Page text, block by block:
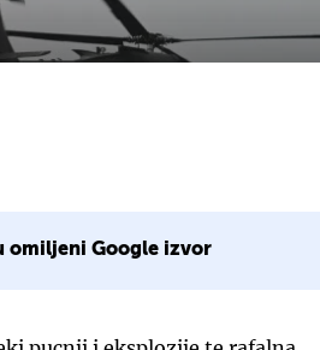
omiljeni Google izvor